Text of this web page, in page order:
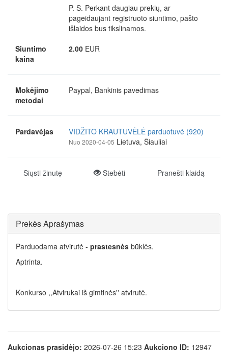
P. S. Perkant daugiau prekių, ar
pageidaujant registruoto siuntimo, pašto
išlaidos bus tikslinamos.
Siuntimo
kaina
2.00EUR
Mokėjimo
metodai
Paypal, Bankinis pavedimas
Pardavėjas VIDŽITO KRAUTUVĖLĖ parduotuvė (920)
Nuo 2020-04-05 Lietuva, Šiauliai
Siųsti žinutę Stebėti Pranešti klaidą
Prekės Aprašymas
Parduodama atvirutė - prastesnės būklės.
Aptrinta.
Konkurso ,,Atvirukai iš gimtinės'' atvirutė.
Aukcionas prasidėjo: 2026-07-26 15:23 Aukciono ID: 12947